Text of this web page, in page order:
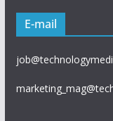
E-mail